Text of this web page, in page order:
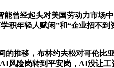
曾经起头对美国劳动力市场
积年轻人赋闲”和“企业招不
推移，布林约夫松对哥伦比
风险岗转到平安岗，AI没让